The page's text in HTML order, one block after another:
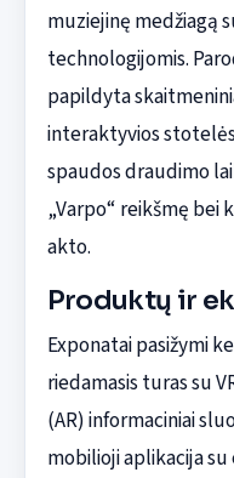
muziejinę medžiagą
technologijomis.
papildyta
interaktyvios
spaudos draudimo
„Varpo“ reikšmę
akto.
Produktų ir
Exponatai pasižymi
riedamasis turas su
(AR) informaciniai
mobilioji aplikacija